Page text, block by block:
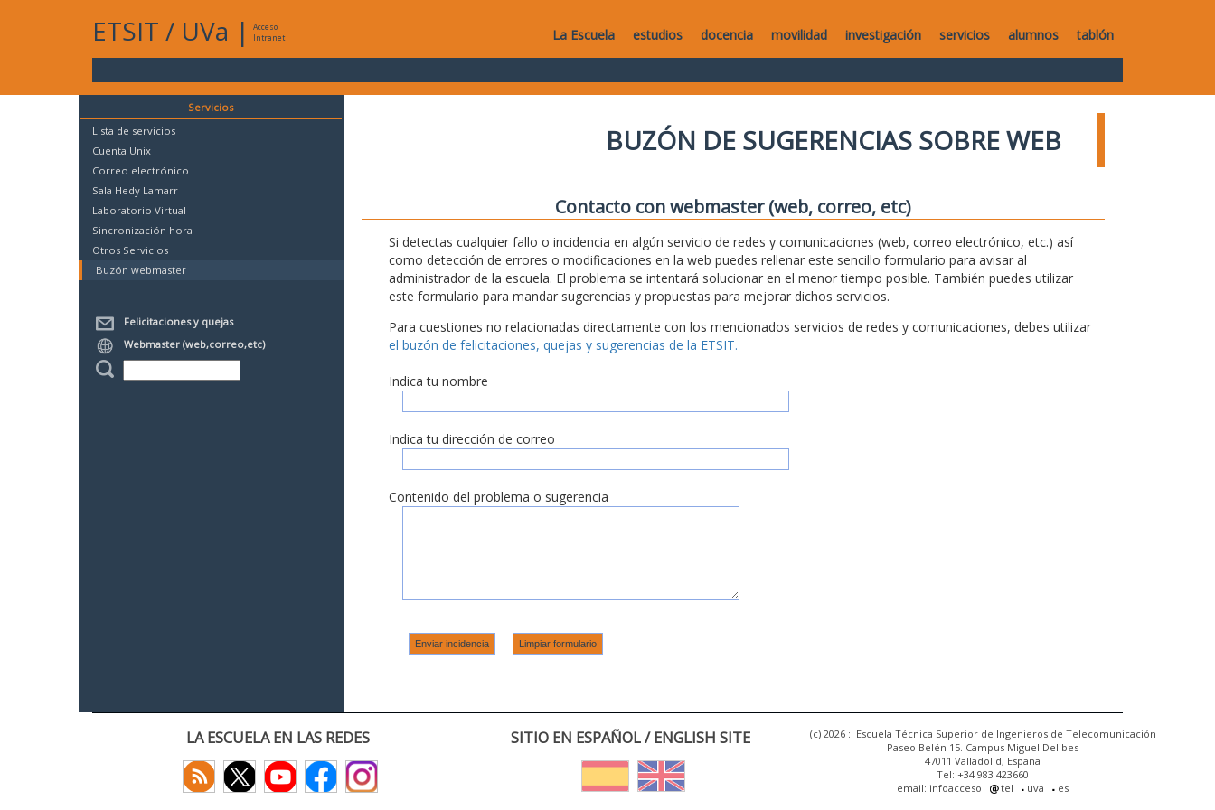
ETSIT / UVa |
Acceso
Intranet
La Escuela estudios docencia movilidad investigación servicios alumnos tablón
Servicios
Lista de servicios
Cuenta Unix
Correo electrónico
Sala Hedy Lamarr
Laboratorio Virtual
Sincronización hora
Otros Servicios
Buzón webmaster
Felicitaciones y quejas
Webmaster (web,correo,etc)
BUZÓN DE SUGERENCIAS SOBRE WEB
Contacto con webmaster (web, correo, etc)
Si detectas cualquier fallo o incidencia en algún servicio de redes y comunicaciones (web, correo electrónico, etc.) así
como detección de errores o modificaciones en la web puedes rellenar este sencillo formulario para avisar al
administrador de la escuela. El problema se intentará solucionar en el menor tiempo posible. También puedes utilizar
este formulario para mandar sugerencias y propuestas para mejorar dichos servicios.
Para cuestiones no relacionadas directamente con los mencionados servicios de redes y comunicaciones, debes utilizar
el buzón de felicitaciones, quejas y sugerencias de la ETSIT.
Indica tu nombre
Indica tu dirección de correo
Contenido del problema o sugerencia
LA ESCUELA EN LAS REDES SITIO EN ESPAÑOL / ENGLISH SITE
(c) 2026 :: Escuela Técnica Superior de Ingenieros de Telecomunicación
Paseo Belén 15. Campus Miguel Delibes
47011 Valladolid, España
Tel: +34 983 423660
email: infoacceso
tel uva es